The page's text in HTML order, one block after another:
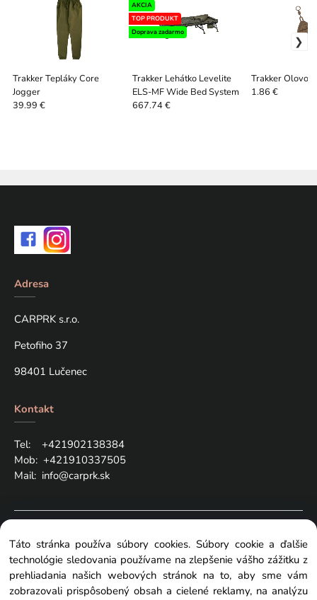
Trakker Tepláky Core
Jogger
39.99 €
Trakker Lehátko Levelite
ELS-MF Wide Bed System
AKCIA
TOP PRODUKT
Doprava zadarmo
667.74 €
Trakker Olovo
1.86 €
Adresa
CARPRK s.r.o.
Petofiho 37
98401 Lučenec
Kontakt
Tel: +421902138384
Mob: +421910337505
Mail: info@carprk.sk
Táto stránka používa súbory cookies. Súbory cookie a ďalšie
technológie sledovania používame na zlepšenie vášho zážitku z
prehliadania našich webových stránok na to, aby sme vám
zobrazovali prispôsobený obsah a cielené reklamy, na analýzu